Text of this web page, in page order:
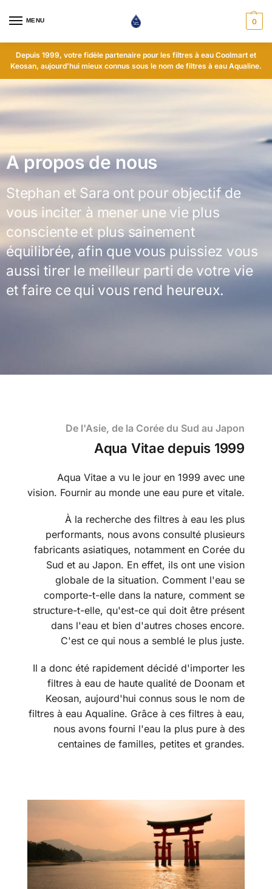
MENU 0
Depuis 1999, votre fidèle partenaire pour les filtres à eau Coolmart et
Keosan, aujourd'hui mieux connus sous le nom de filtres à eau Aqualine.
A propos de nous
Stephan et Sara ont pour objectif de
vous inciter à mener une vie plus
consciente et plus sainement
équilibrée, afin que vous puissiez vous
aussi tirer le meilleur parti de votre vie
et faire ce qui vous rend heureux.
De l'Asie, de la Corée du Sud au Japon
Aqua Vitae depuis 1999
Aqua Vitae a vu le jour en 1999 avec une
vision. Fournir au monde une eau pure et vitale.
À la recherche des filtres à eau les plus
performants, nous avons consulté plusieurs
fabricants asiatiques, notamment en Corée du
Sud et au Japon. En effet, ils ont une vision
globale de la situation. Comment l'eau se
comporte-t-elle dans la nature, comment se
structure-t-elle, qu'est-ce qui doit être présent
dans l'eau et bien d'autres choses encore.
C'est ce qui nous a semblé le plus juste.
Il a donc été rapidement décidé d'importer les
filtres à eau de haute qualité de Doonam et
Keosan, aujourd'hui connus sous le nom de
filtres à eau Aqualine. Grâce à ces filtres à eau,
nous avons fourni l'eau la plus pure à des
centaines de familles, petites et grandes.